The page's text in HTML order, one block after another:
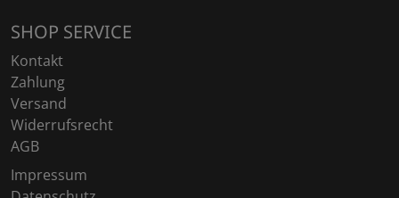
SHOP SERVICE
Kontakt
Zahlung
Versand
Widerrufsrecht
AGB
Impressum